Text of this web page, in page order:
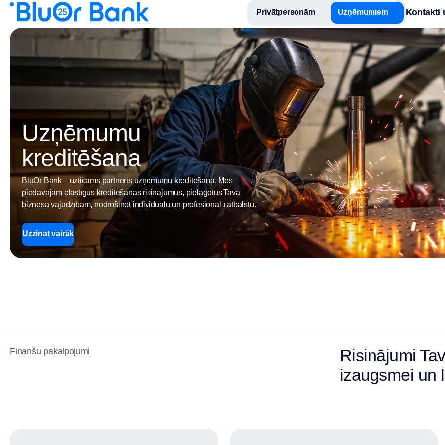
Privātpersonām Uzņēmumiem Kontakti
Uzņēmumu
kreditēšana
BluOr Bank – uzticams partneris uzņēmumu kreditēšanā. Mēs
piedāvājam elastīgus kreditēšanas risinājumus, pielāgotus Tava
biznesa vajadzībām, nodrošinot individuālu un profesionālu atbalstu.
Uzzināt vairāk
Finanšu pakalpojumi
Risinājumi
izaugsmei un